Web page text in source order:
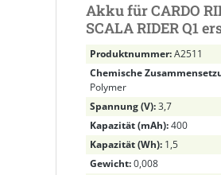
Akku für CARDO
SCALA RIDER Q1
WW452050PL_C,
WW452050PL
Produktnummer:A2511
Chemische
Polymer
Spannung (V):3,7
Kapazität (mAh):400
Kapazität (Wh): 1,5
Gewicht:0,008